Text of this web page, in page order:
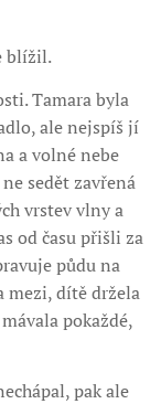
blížil.
Tamara byla
ale nejspíš jí
a volné nebe
sedět zavřená
vrstev vlny a
od času přišli za
půdu na
mezi, dítě držela
pokaždé,
pak ale